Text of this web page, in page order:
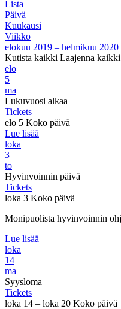
Lista
Päivä
Kuukausi
Viikko
elokuu 2019 – helmikuu 2020
Kutista kaikki Laajenna kaikki
elo
5
ma
Lukuvuosi alkaa
Tickets
elo 5 Koko päivä
Lue lisää
loka
3
to
Hyvinvoinnin päivä
Tickets
loka 3 Koko päivä
Monipuolista hyvinvoinnin
Lue lisää
loka
14
ma
Syysloma
Tickets
loka 14 – loka 20 Koko päivä